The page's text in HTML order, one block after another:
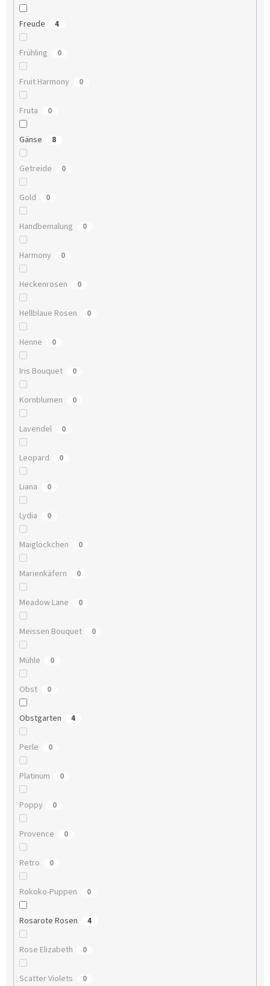
Freude 4
Frühling 0
Fruit Harmony 0
Fruta 0
Gänse 8
Getreide 0
Gold 0
Handbemalung 0
Harmony 0
Heckenrosen 0
Hellblaue Rosen 0
Henne 0
Iris Bouquet 0
Kornblumen 0
Lavendel 0
Leopard 0
Liana 0
Lydia 0
Maiglöckchen 0
Marienkäfern 0
Meadow Lane 0
Meissen Bouquet 0
Mühle 0
Obst 0
Obstgarten 4
Perle 0
Platinum 0
Poppy 0
Provence 0
Retro 0
Rokoko-Puppen 0
Rosarote Rosen 4
Rose Elizabeth 0
Scatter Violets 0